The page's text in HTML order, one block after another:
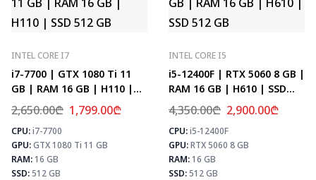
INTEL CORE I7
i7-7700 | GTX 1080 Ti 11
GB | RAM 16 GB | H110 |
SSD 512 GB
2,650.00₾ 1,799.00₾
CPU:i7-7700
GPU:GTX 1080 Ti 11 GB
RAM:16 GB
SSD:512 GB
⚡ MAX FPS
CS2
156
PUBG
101
Fortnite
119
INTEL CORE I5
i5-12400F | RTX 5060 8 GB |
RAM 16 GB | H610 | SSD
512 GB
4,350.00₾ 2,900.00₾
CPU:i5-12400F
GPU:RTX 5060 8 GB
RAM:16 GB
SSD:512 GB